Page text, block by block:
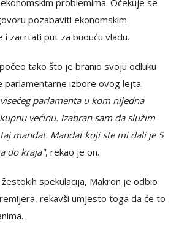
problemima. Očekuje se
pozabaviti ekonomskim
i zacrtati put za buduću vladu.
tako što je branio svoju odluku
parlamentarne izbore ovog lejta.
parlamenta u kom nijedna
većinu. Izabran sam da služim
mandat. Mandat koji ste mi dali je 5
do kraja", rekao je on.
spekulacija, Makron je odbio
rekavši umjesto toga da će to